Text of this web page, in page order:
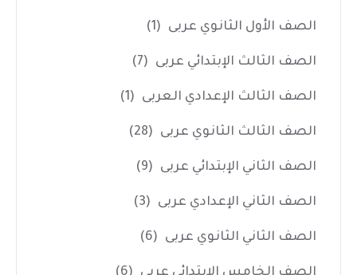
الصف الأول الثانوي عربى (1)
الصف الثالث الإبتدائي عربى (7)
الصف الثالث الإعدادي العربى (1)
الصف الثالث الثانوي عربى (28)
الصف الثاني الإبتدائي عربى (9)
الصف الثاني الإعدادي عربى (3)
الصف الثاني الثانوي عربى (6)